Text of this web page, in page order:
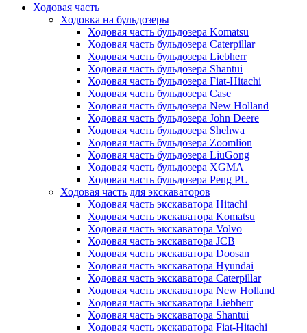
Ходовая часть
Ходовка на бульдозеры
Ходовая часть бульдозера Komatsu
Ходовая часть бульдозера Caterpillar
Ходовая часть бульдозера Liebherr
Ходовая часть бульдозера Shantui
Ходовая часть бульдозера Fiat-Hitachi
Ходовая часть бульдозера Case
Ходовая часть бульдозера New Holland
Ходовая часть бульдозера John Deere
Ходовая часть бульдозера Shehwa
Ходовая часть бульдозера Zoomlion
Ходовая часть бульдозера LiuGong
Ходовая часть бульдозера XGMA
Ходовая часть бульдозера Peng PU
Ходовая часть для экскаваторов
Ходовая часть экскаватора Hitachi
Ходовая часть экскаватора Komatsu
Ходовая часть экскаватора Volvo
Ходовая часть экскаватора JCB
Ходовая часть экскаватора Doosan
Ходовая часть экскаватора Hyundai
Ходовая часть экскаватора Caterpillar
Ходовая часть экскаватора New Holland
Ходовая часть экскаватора Liebherr
Ходовая часть экскаватора Shantui
Ходовая часть экскаватора Fiat-Hitachi